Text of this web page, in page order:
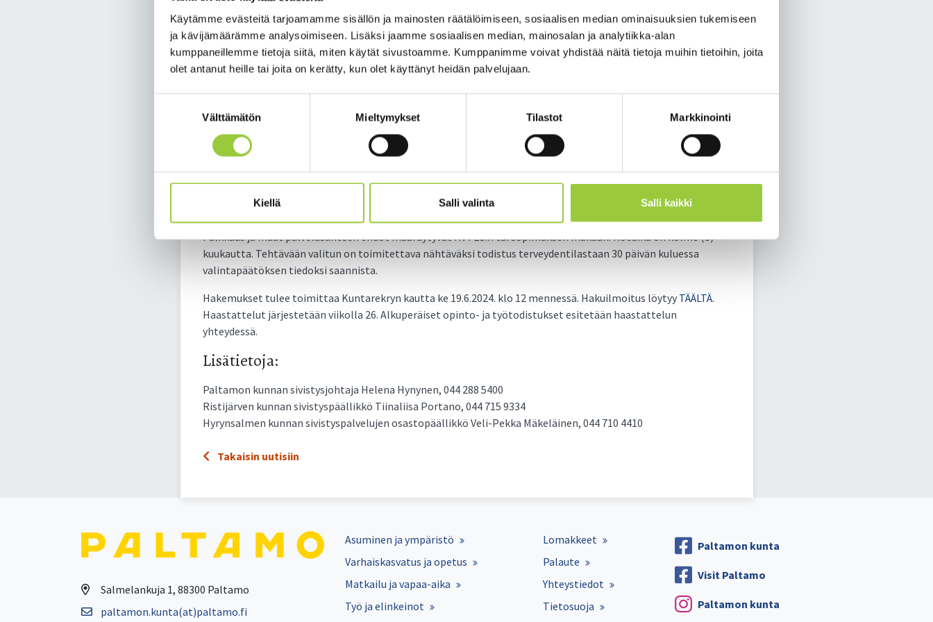
Käytämme evästeitä tarjoamamme sisällön ja mainosten räätälöimiseen, sosiaalisen median ominaisuuksien tukemiseen
ja kävijämäärämme analysoimiseen. Lisäksi jaamme sosiaalisen median, mainosalan ja analytiikka-alan
kumppaneillemme tietoja siitä, miten käytät sivustoamme. Kumppanimme voivat yhdistää näitä tietoja muihin tietoihin, joita
olet antanut heille tai joita on kerätty, kun olet käyttänyt heidän palvelujaan.
Välttämätön Mieltymykset Tilastot Markkinointi
Kiellä Salli valinta Salli kaikki
Haemme kirjastoasiantuntijaa suunnittelemaan Sydän-Kainuun kuntien Paltamon, Ristijärven ja Hyrynsalmen
kirjastojen yhteistyötä. Toivomme sinulta innovatiivista ja asiakaslähtöistä otetta kolmen kunnan yhteisen
kirjastotoimen kehittämiseen. Tehtävänäsi on luoda yhteiset hankintaperiaatteet sekä suunnitella
kaikissa osissa mm. kirjasto-/monitoimiauton avulla sekä Lukevan seutukunnan kehittäminen. Luomme siis
uusia käytänteitä. Työ vaatii suunnittelukykyä ja halua toimia yhteistyöverkostoissa.
Kehittämishanke on 7 kuukauden mittainen. Jatkossa kolmella kunnalla on yhteinen kirjastotoimen johtaja.
Toivottava aloitusajankohta on 1.8.2024. Arvostamme hyviä vuorovaikutus- ja yhteisötaitoja,
kehittämishalukkuutta, kokemusta kirjastotoimesta ja hanketyöstä. Tarjoamme sinulle mielenkiintoisen
Paltamon kunta.
Palkkaus ja muut palvelusuhteen ehdot määräytyvät KVTES:n tai sopimuksen mukaan. Koeaika on kolme (3)
kuukautta. Tehtävään valitun on toimitettava nähtäväksi todistus terveydentilastaan 30 päivän kuluessa
valintapäätöksen tiedoksi saannista.
Hakemukset tulee toimittaa Kuntarekryn kautta ke 19.6.2024. klo 12 mennessä. Hakuilmoitus löytyyTÄÄLTÄ.
Haastattelut järjestetään viikolla 26. Alkuperäiset opinto- ja työtodistukset esitetään haastattelun
yhteydessä.
Lisätietoja:
Paltamon kunnan sivistysjohtaja Helena Hynynen, 044 288 5400
Ristijärven kunnan sivistyspäällikkö Tiinaliisa Portano, 044 715 9334
Hyrynsalmen kunnan sivistyspalvelujen osastopäällikkö Veli-Pekka Mäkeläinen, 044 710 4410
Takaisin uutisiin
Salmelankuja 1, 88300 Paltamo
paltamon.kunta(at)paltamo.fi
Asuminen ja ympäristö
Varhaiskasvatus ja opetus
Matkailu ja vapaa-aika
Työ ja elinkeinot
Lomakkeet
Palaute
Yhteystiedot
Tietosuoja
Paltamon kunta
Visit Paltamo
Paltamon kunta